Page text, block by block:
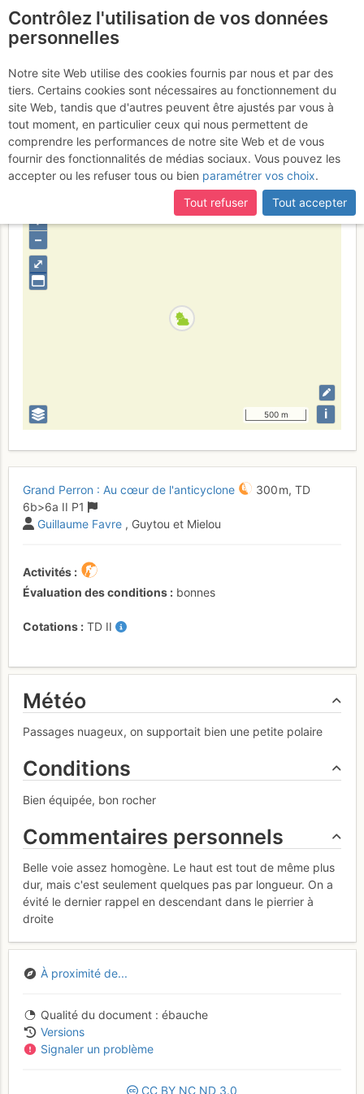
Grand Perron : Au cœur
de l'anticyclone
Samedi 15 juillet
2017
Haut Giffre - Aiguilles Rouges - Fiz
⤢
+
–
500 m i
Grand Perron : Au cœur de l'anticyclone 300 m, TD
6b>6a II P1
Guillaume Favre , Guytou et Mielou
Activités
Évaluation des conditions
bonnes
Cotations TD II
Météo
Passages nuageux, on supportait bien une petite polaire
Conditions
Bien équipée, bon rocher
Commentaires personnels
Belle voie assez homogène. Le haut est tout de même plus
dur, mais c'est seulement quelques pas par longueur. On a
évité le dernier rappel en descendant dans le pierrier à
droite
À proximité de...
Qualité du document
ébauche
Versions
Signaler un problème
CC BY NC ND 3.0
Contrôlez l'utilisation de vos données
personnelles
Notre site Web utilise des cookies fournis par nous et par des
tiers. Certains cookies sont nécessaires au fonctionnement du
site Web, tandis que d'autres peuvent être ajustés par vous à
tout moment, en particulier ceux qui nous permettent de
comprendre les performances de notre site Web et de vous
fournir des fonctionnalités de médias sociaux. Vous pouvez les
accepter ou les refuser tous ou bien paramétrer vos choix.
Tout refuser
Tout accepter